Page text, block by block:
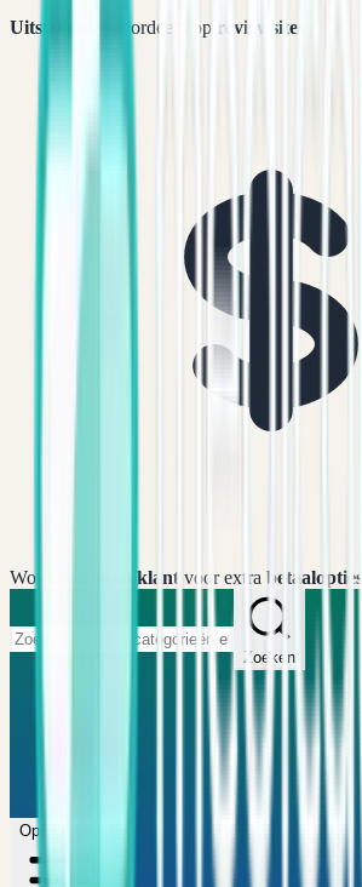
Uitstekend beoordeeld op reviewsites
Word premium klant voor extra betaalopties
Zoeken
Open menu